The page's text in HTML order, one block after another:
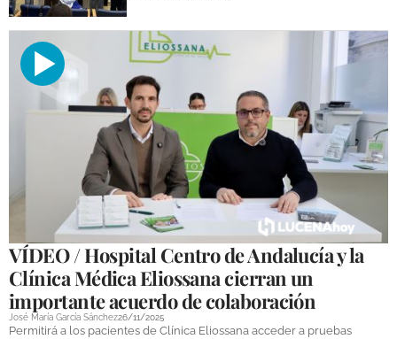
VÍDEO / Hospital Centro de Andalucía y la
Clínica Médica Eliossana cierran un
importante acuerdo de colaboración
José María García Sánchez26/11/2025
Permitirá a los pacientes de Clínica Eliossana acceder a pruebas